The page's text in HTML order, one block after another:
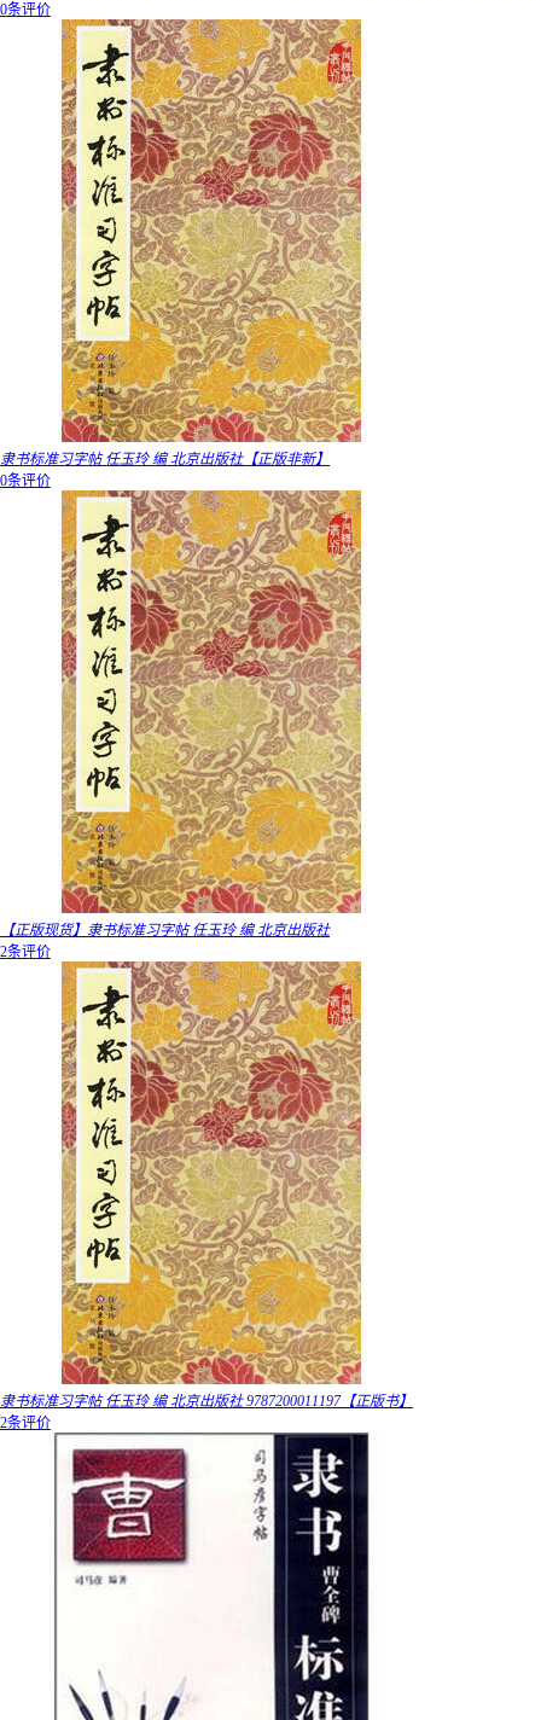
0条评价
隶书标准习字帖 任玉玲 编 北京出版社【正版非新】
0条评价
【正版现货】隶书标准习字帖 任玉玲 编 北京出版社
2条评价
隶书标准习字帖 任玉玲 编 北京出版社 9787200011197【正版书】
2条评价